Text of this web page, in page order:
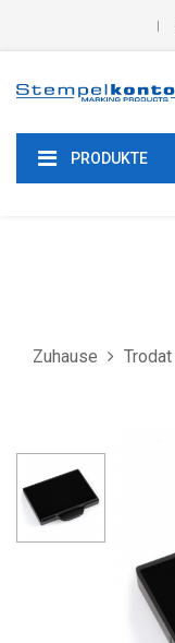
PRODUKTE
Zuhause Trodat